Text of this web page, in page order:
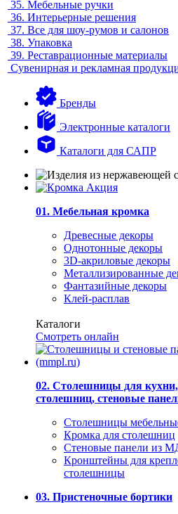
35. Мебельные ручки
36. Интерьерные решения
37. Все для шоу-румов и салонов
38. Упаковка
39. Реставрационные материалы
Сувенирная и рекламная
Бренды
Электронные каталоги
Каталоги для САПР
01. Мебельная кромка
Древесные декоры
Однотонные декоры
3D-акриловые декоры
Металлизированные
Фантазийные декоры
Клей-расплав
Каталоги
Смотреть онлайн
02. Столешницы для
столешниц, стеновые
Столешницы
Кромка для столешниц
Стеновые панели из
Кронштейны для
столешницы
03. Пристеночные бортики